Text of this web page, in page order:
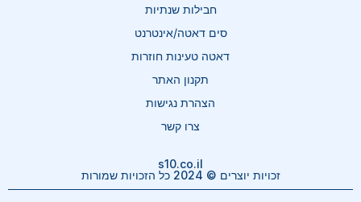
חבילות שנתיות
סים דאטה/אינטרנט
דאטה טעינות חוזרות
תקנון האתר
הצהרת נגישות
צרו קשר
s10.co.il
זכויות יוצרים © 2024 כל הזכויות שמורות